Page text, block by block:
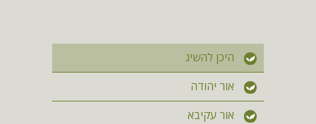
היכן להשיג
אור יהודה
אור עקיבא